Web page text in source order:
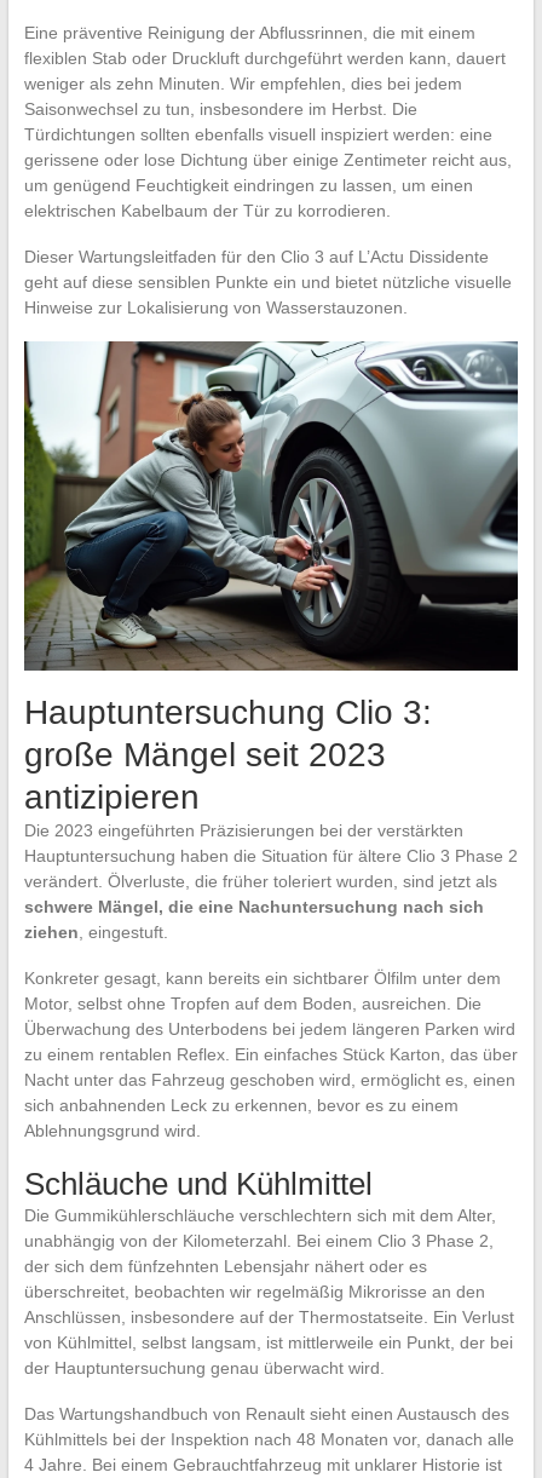
Eine präventive Reinigung der Abflussrinnen, die mit einem
flexiblen Stab oder Druckluft durchgeführt werden kann, dauert
weniger als zehn Minuten. Wir empfehlen, dies bei jedem
Saisonwechsel zu tun, insbesondere im Herbst. Die
Türdichtungen sollten ebenfalls visuell inspiziert werden: eine
gerissene oder lose Dichtung über einige Zentimeter reicht aus,
um genügend Feuchtigkeit eindringen zu lassen, um einen
elektrischen Kabelbaum der Tür zu korrodieren.
Dieser Wartungsleitfaden für den Clio 3 auf L’Actu Dissidente
geht auf diese sensiblen Punkte ein und bietet nützliche visuelle
Hinweise zur Lokalisierung von Wasserstauzonen.
Hauptuntersuchung Clio 3:
große Mängel seit 2023
antizipieren
Die 2023 eingeführten Präzisierungen bei der verstärkten
Hauptuntersuchung haben die Situation für ältere Clio 3 Phase 2
verändert. Ölverluste, die früher toleriert wurden, sind jetzt als
schwere Mängel, die eine Nachuntersuchung nach sich
ziehen , eingestuft.
Konkreter gesagt, kann bereits ein sichtbarer Ölfilm unter dem
Motor, selbst ohne Tropfen auf dem Boden, ausreichen. Die
Überwachung des Unterbodens bei jedem längeren Parken wird
zu einem rentablen Reflex. Ein einfaches Stück Karton, das über
Nacht unter das Fahrzeug geschoben wird, ermöglicht es, einen
sich anbahnenden Leck zu erkennen, bevor es zu einem
Ablehnungsgrund wird.
Schläuche und Kühlmittel
Die Gummikühlerschläuche verschlechtern sich mit dem Alter,
unabhängig von der Kilometerzahl. Bei einem Clio 3 Phase 2,
der sich dem fünfzehnten Lebensjahr nähert oder es
überschreitet, beobachten wir regelmäßig Mikrorisse an den
Anschlüssen, insbesondere auf der Thermostatseite. Ein Verlust
von Kühlmittel, selbst langsam, ist mittlerweile ein Punkt, der bei
der Hauptuntersuchung genau überwacht wird.
Das Wartungshandbuch von Renault sieht einen Austausch des
Kühlmittels bei der Inspektion nach 48 Monaten vor, danach alle
4 Jahre. Bei einem Gebrauchtfahrzeug mit unklarer Historie ist